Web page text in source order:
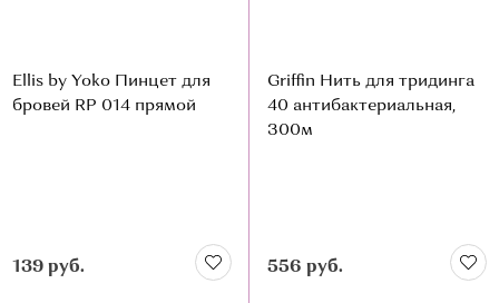
Ellis by Yoko Пинцет для
бровей RP 014 прямой
139 руб.
Griffin Нить для тридинга
40 антибактериальная,
300м
556 руб.